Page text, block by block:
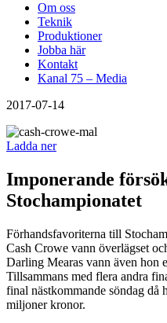
Om oss
Teknik
Produktioner
Jobba här
Kontakt
Kanal 75 – Media
2017-07-14
Ladda ner
Imponerande
Stochampionatet
Förhandsfavoriterna till
Cash Crowe vann överlägset
Darling Mearas vann även hon
Tillsammans med flera andra
final nästkommande söndag då
miljoner kronor.